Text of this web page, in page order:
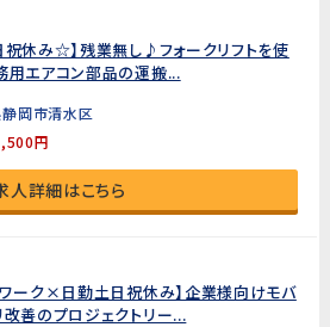
祝休み☆】残業無し♪フォークリフトを使
用エアコン部品の運搬...
岡市清水区
円
人詳細はこちら
ワーク×日勤土日祝休み】企業様向けモバ
改善のプロジェクトリー...